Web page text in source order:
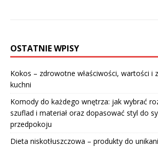
OSTATNIE WPISY
Kokos – zdrowotne właściwości, wartości i
kuchni
Komody do każdego wnętrza: jak wybrać
szuflad i materiał oraz dopasować styl do
przedpokoju
Dieta niskotłuszczowa – produkty do